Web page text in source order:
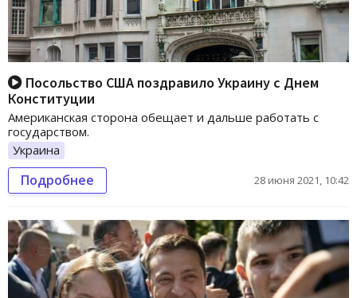
Посольство США поздравило Украину с Днем
Конституции
Американская сторона обещает и дальше работать с
государством.
Украина
Подробнее 28 июня 2021, 10:42